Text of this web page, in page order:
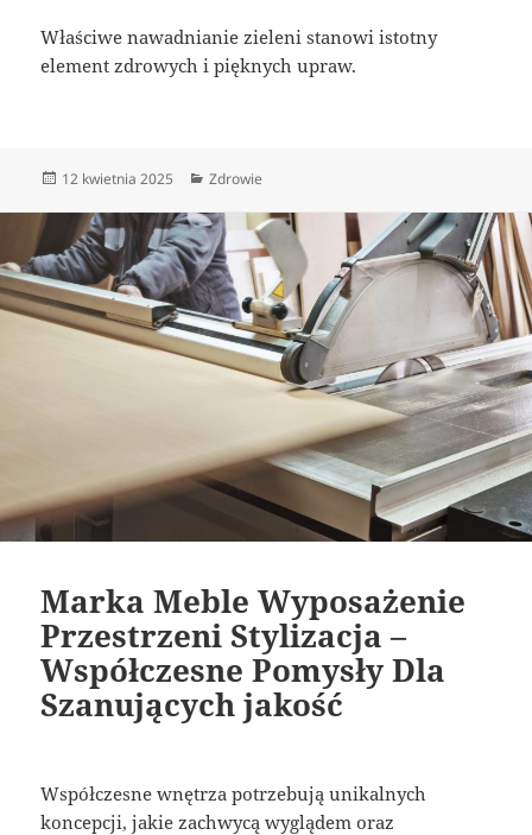
Właściwe nawadnianie zieleni stanowi istotny
element zdrowych i pięknych upraw.
Data
12 kwietnia 2025 Kategorie
Zdrowie
Marka Meble Wyposażenie
Przestrzeni Stylizacja –
Współczesne Pomysły Dla
Szanujących jakość
Współczesne wnętrza potrzebują unikalnych
koncepcji, jakie zachwycą wyglądem oraz